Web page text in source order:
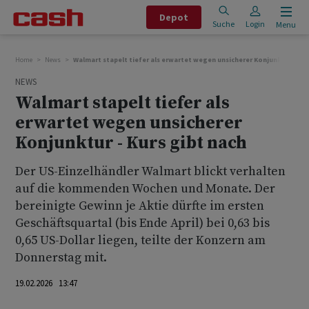
Depot
Suche Login Menu
Home News Walmart stapelt tiefer als erwartet wegen unsicherer Konjunktur -
NEWS
Walmart stapelt tiefer als
erwartet wegen unsicherer
Konjunktur - Kurs gibt nach
Der US-Einzelhändler Walmart blickt verhalten
auf die kommenden Wochen und Monate. Der
bereinigte Gewinn je Aktie dürfte im ersten
Geschäftsquartal (bis Ende April) bei 0,63 bis
0,65 US-Dollar liegen, teilte der Konzern am
Donnerstag mit.
19.02.2026 13:47